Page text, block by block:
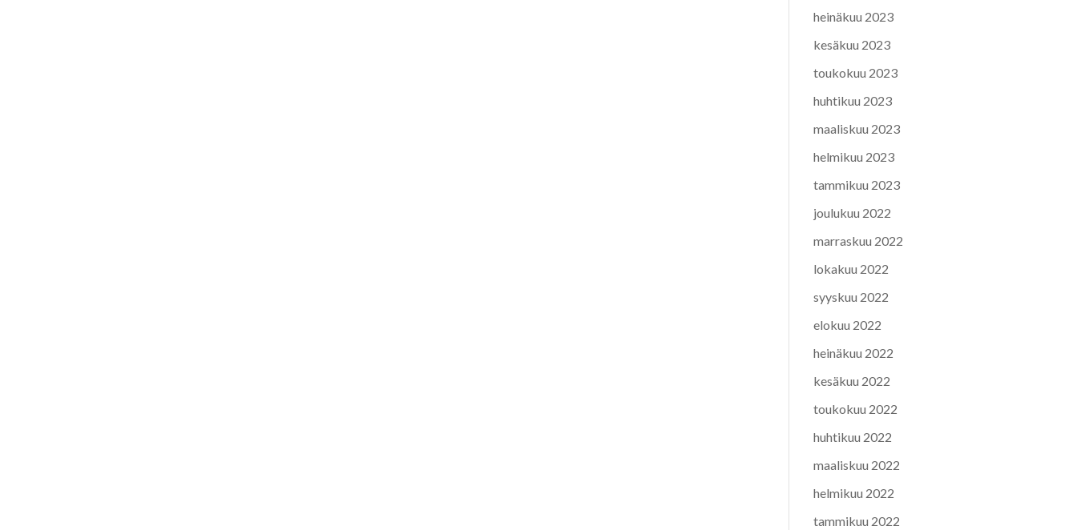
heinäkuu 2023
kesäkuu 2023
toukokuu 2023
huhtikuu 2023
maaliskuu 2023
helmikuu 2023
tammikuu 2023
joulukuu 2022
marraskuu 2022
lokakuu 2022
syyskuu 2022
elokuu 2022
heinäkuu 2022
kesäkuu 2022
toukokuu 2022
huhtikuu 2022
maaliskuu 2022
helmikuu 2022
tammikuu 2022